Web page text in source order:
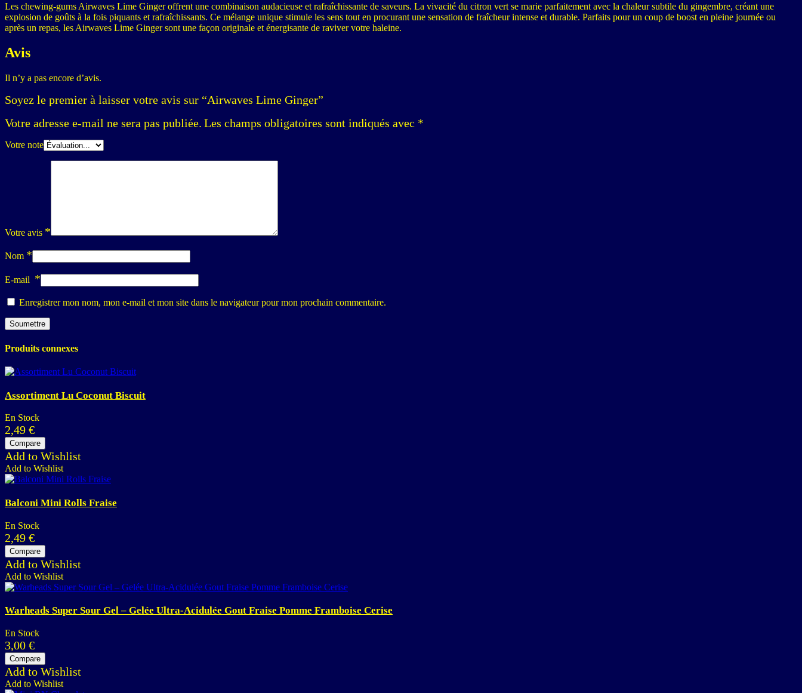
Les chewing-gums Airwaves Lime Ginger offrent une combinaison audacieuse et rafraîchissante de saveurs. La vivacité du citron vert se marie parfaitement avec la chaleur subtile du gingembre, créant une
explosion de goûts à la fois piquants et rafraîchissants. Ce mélange unique stimule les sens tout en procurant une sensation de fraîcheur intense et durable. Parfaits pour un coup de boost en pleine journée ou
après un repas, les Airwaves Lime Ginger sont une façon originale et énergisante de raviver votre haleine.
Avis
Il n’y a pas encore d’avis.
Soyez le premier à laisser votre avis sur “Airwaves Lime Ginger”
Votre adresse e-mail ne sera pas publiée. Les champs obligatoires sont indiqués avec *
Votre note
Votre avis *
Nom *
E-mail *
Enregistrer mon nom, mon e-mail et mon site dans le navigateur pour mon prochain commentaire.
Produits connexes
Assortiment Lu Coconut Biscuit
En Stock
2,49 €
Compare
Add to Wishlist
Add to Wishlist
Balconi Mini Rolls Fraise
En Stock
2,49 €
Compare
Add to Wishlist
Add to Wishlist
Warheads Super Sour Gel – Gelée Ultra-Acidulée Gout Fraise Pomme Framboise Cerise
En Stock
3,00 €
Compare
Add to Wishlist
Add to Wishlist